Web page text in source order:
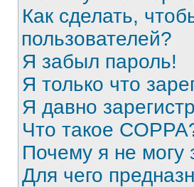
Как сделать,
пользователей?
Я забыл пароль!
Я только что
Я давно
Что такое
Почему я не могу
Для чего